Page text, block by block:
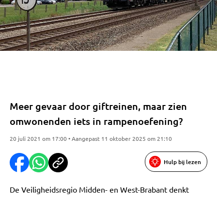
Meer gevaar door giftreinen, maar zien
omwonenden iets in rampenoefening?
20 juli 2021 om 17:00 • Aangepast 11 oktober 2025 om 21:10
Hulp bij lezen
De Veiligheidsregio Midden- en West-Brabant denkt